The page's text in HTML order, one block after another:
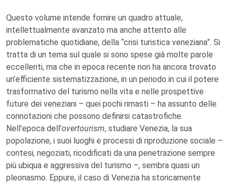
Questo volume intende fornire un quadro attuale,
intellettualmente avanzato ma anche attento alle
problematiche quotidiane, della “crisi turistica veneziana”. Si
tratta di un tema sul quale si sono spese già molte parole
eccellenti, ma che in epoca recente non ha ancora trovato
un’efficiente sistematizzazione, in un periodo in cui il potere
trasformativo del turismo nella vita e nelle prospettive
future dei veneziani – quei pochi rimasti – ha assunto delle
connotazioni che possono definirsi catastrofiche.
Nell’epoca dell’overtourism, studiare Venezia, la sua
popolazione, i suoi luoghi e processi di riproduzione sociale –
contesi, negoziati, ricodificati da una penetrazione sempre
più ubiqua e aggressiva del turismo –, sembra quasi un
pleonasmo. Eppure, il caso di Venezia ha storicamente